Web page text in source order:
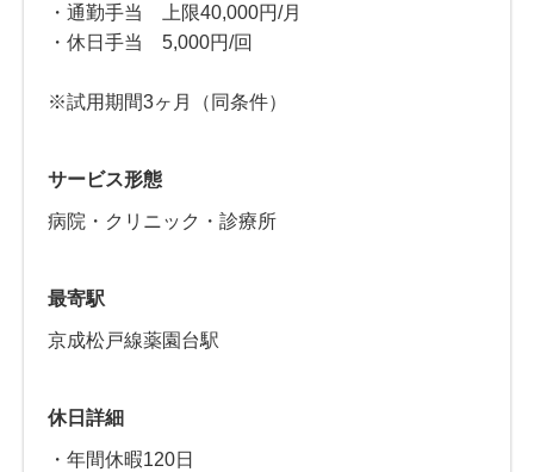
・通勤手当 上限40,000円/月
・休日手当 5,000円/回
※試用期間3ヶ月（同条件）
サービス形態
病院・クリニック・診療所
最寄駅
京成松戸線薬園台駅
休日詳細
・年間休暇120日